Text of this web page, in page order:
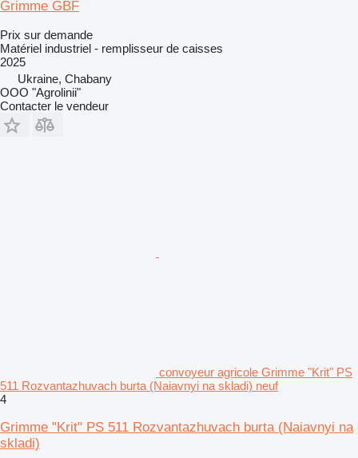
Grimme GBF
Prix sur demande
Matériel industriel - remplisseur de caisses
2025
Ukraine, Chabany
OOO "Agrolinii"
Contacter le vendeur
convoyeur agricole Grimme "Krit" PS
511 Rozvantazhuvach burta (Naiavnyi na skladi) neuf
4
Grimme "Krit" PS 511 Rozvantazhuvach burta (Naiavnyi na
skladi)